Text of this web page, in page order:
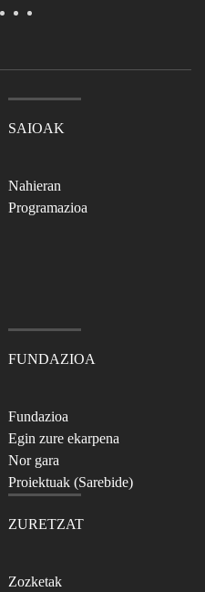
SAIOAK
Nahieran
Programazioa
FUNDAZIOA
Fundazioa
Egin zure ekarpena
Nor gara
Proiektuak (Sarebide)
ZURETZAT
Zozketak